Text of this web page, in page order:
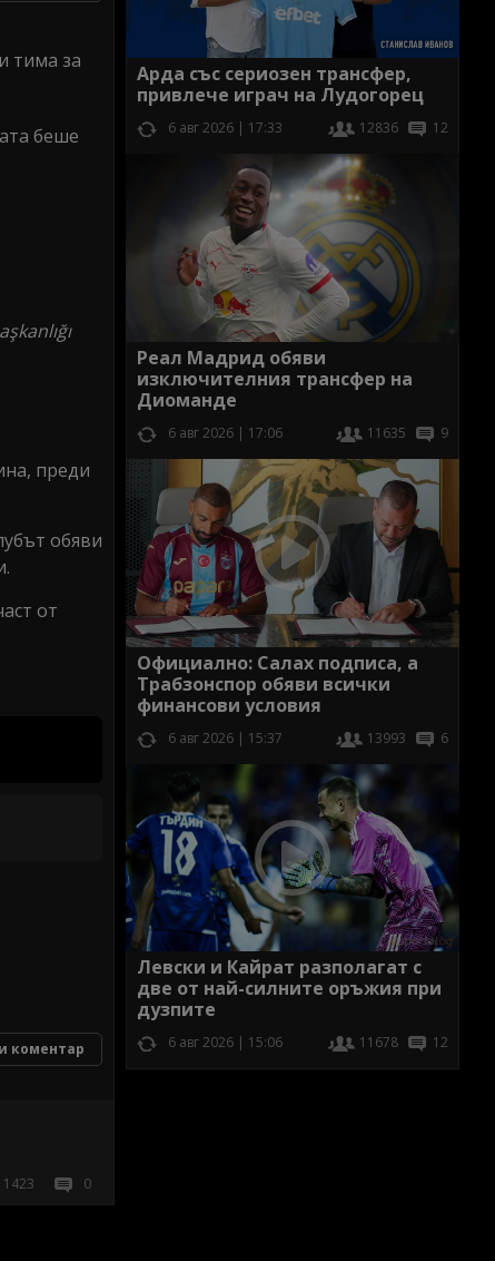
тима за
беше
преди
обяви
от
коментар
1423
0
Арда със сериозен трансфер,
привлече играч на Лудогорец
6 авг 2026 | 17:33 12836 12
Реал Мадрид обяви
изключителния трансфер на
Диоманде
6 авг 2026 | 17:06 11635 9
Официално: Салах подписа, а
Трабзонспор обяви всички
финансови условия
6 авг 2026 | 15:37 13993 6
Левски и Кайрат разполагат с
две от най-силните оръжия при
дузпите
6 авг 2026 | 15:06 11678 12